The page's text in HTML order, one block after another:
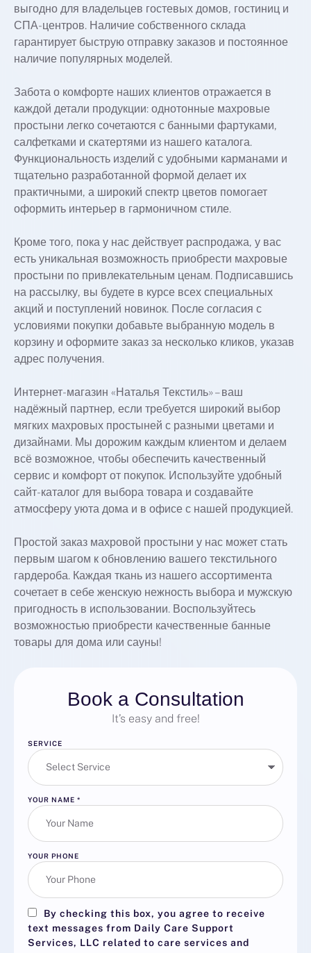
выгодно для владельцев гостевых домов, гостиниц и
СПА-центров. Наличие собственного склада
гарантирует быструю отправку заказов и постоянное
наличие популярных моделей.
Забота о комфорте наших клиентов отражается в
каждой детали продукции: однотонные махровые
простыни легко сочетаются с банными фартуками,
салфетками и скатертями из нашего каталога.
Функциональность изделий с удобными карманами и
тщательно разработанной формой делает их
практичными, а широкий спектр цветов помогает
оформить интерьер в гармоничном стиле.
Кроме того, пока у нас действует распродажа, у вас
есть уникальная возможность приобрести махровые
простыни по привлекательным ценам. Подписавшись
на рассылку, вы будете в курсе всех специальных
акций и поступлений новинок. После согласия с
условиями покупки добавьте выбранную модель в
корзину и оформите заказ за несколько кликов, указав
адрес получения.
Интернет-магазин «Наталья Текстиль» – ваш
надёжный партнер, если требуется широкий выбор
мягких махровых простыней с разными цветами и
дизайнами. Мы дорожим каждым клиентом и делаем
всё возможное, чтобы обеспечить качественный
сервис и комфорт от покупок. Используйте удобный
сайт-каталог для выбора товара и создавайте
атмосферу уюта дома и в офисе с нашей продукцией.
Простой заказ махровой простыни у нас может стать
первым шагом к обновлению вашего текстильного
гардероба. Каждая ткань из нашего ассортимента
сочетает в себе женскую нежность выбора и мужскую
пригодность в использовании. Воспользуйтесь
возможностью приобрести качественные банные
товары для дома или сауны!
Book a Consultation
It’s easy and free!
SERVICE
YOUR NAME *
YOUR PHONE
By checking this box, you agree to receive
text messages from Daily Care Support
Services, LLC related to care services and